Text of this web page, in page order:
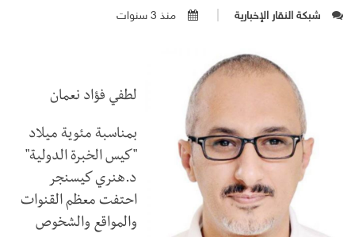
شبكة النقار الإخبارية منذ 3 سنوات
لطفي فؤاد نعمان
بمناسبة مئوية ميلاد
"كيس الخبرة الدولية"
د.هنري كيسنجر
احتفت معظم القنوات
والمواقع والشخوص